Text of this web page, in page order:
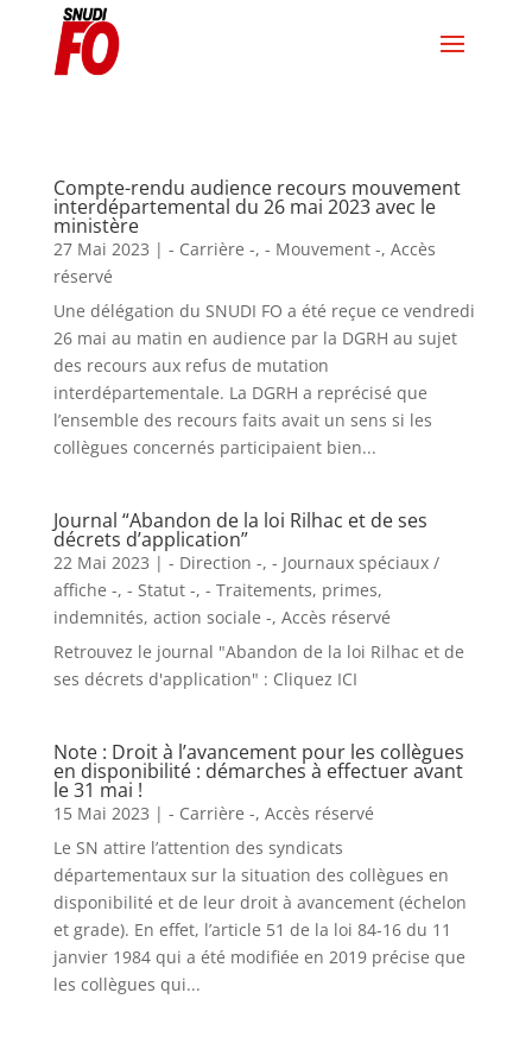
Compte-rendu audience recours mouvement
interdépartemental du 26 mai 2023 avec le
ministère
27 Mai 2023 | - Carrière -, - Mouvement -, Accès
réservé
Une délégation du SNUDI FO a été reçue ce vendredi
26 mai au matin en audience par la DGRH au sujet
des recours aux refus de mutation
interdépartementale. La DGRH a reprécisé que
l’ensemble des recours faits avait un sens si les
collègues concernés participaient bien...
Journal “Abandon de la loi Rilhac et de ses
décrets d’application”
22 Mai 2023 | - Direction -, - Journaux spéciaux /
affiche -, - Statut -, - Traitements, primes,
indemnités, action sociale -, Accès réservé
Retrouvez le journal "Abandon de la loi Rilhac et de
ses décrets d'application" : Cliquez ICI
Note : Droit à l’avancement pour les collègues
en disponibilité : démarches à effectuer avant
le 31 mai !
15 Mai 2023 | - Carrière -, Accès réservé
Le SN attire l’attention des syndicats
départementaux sur la situation des collègues en
disponibilité et de leur droit à avancement (échelon
et grade). En effet, l’article 51 de la loi 84-16 du 11
janvier 1984 qui a été modifiée en 2019 précise que
les collègues qui...